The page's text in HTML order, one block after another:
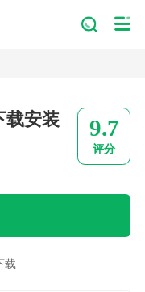
载安装 9.7
评分
载